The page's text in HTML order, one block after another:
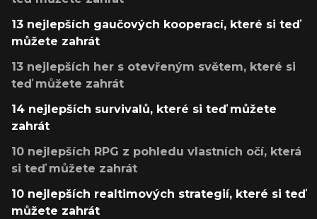
13 nejlepších gaučových kooperací, které si teď
můžete zahrát
13 nejlepších her s otevřeným světem, které si
teď můžete zahrát
14 nejlepších survivalů, které si teď můžete
zahrát
10 nejlepších RPG z pohledu vlastních očí, která
si teď můžete zahrát
10 nejlepších realtimových strategií, které si teď
můžete zahrát